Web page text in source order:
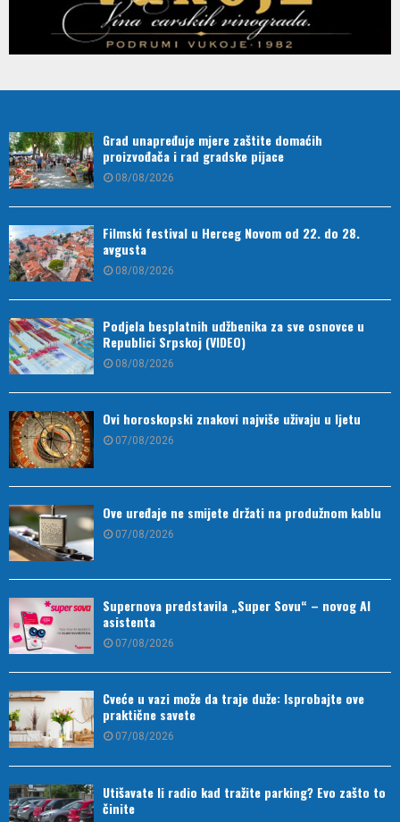
Grad unapređuje mjere zaštite domaćih
proizvođača i rad gradske pijace
08/08/2026
Filmski festival u Herceg Novom od 22. do 28.
avgusta
08/08/2026
Podjela besplatnih udžbenika za sve osnovce u
Republici Srpskoj (VIDEO)
08/08/2026
Ovi horoskopski znakovi najviše uživaju u ljetu
07/08/2026
Ove uređaje ne smijete držati na produžnom kablu
07/08/2026
Supernova predstavila „Super Sovu“ – novog AI
asistenta
07/08/2026
Cveće u vazi može da traje duže: Isprobajte ove
praktične savete
07/08/2026
Utišavate li radio kad tražite parking? Evo zašto to
činite